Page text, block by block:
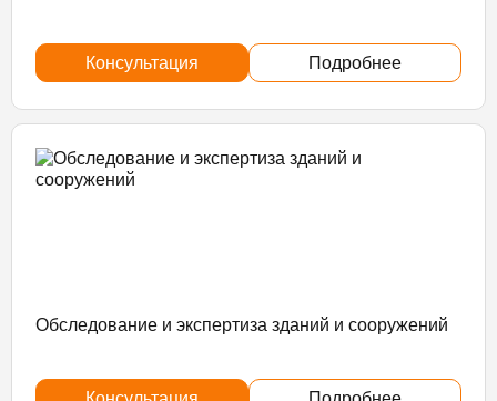
Консультация Подробнее
Обследование и экспертиза зданий и сооружений